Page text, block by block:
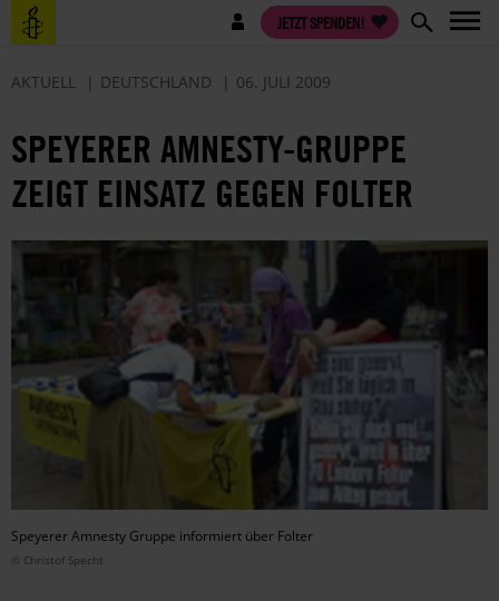
Direkt
zum
Benutzermenü JETZT SPENDEN!
AKTUELL DEUTSCHLAND 06. JULI 2009
SPEYERER AMNESTY-GRUPPE
ZEIGT EINSATZ GEGEN FOLTER
Speyerer Amnesty Gruppe informiert über Folter
© Christof Specht